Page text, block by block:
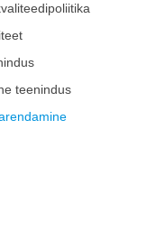
teenindus